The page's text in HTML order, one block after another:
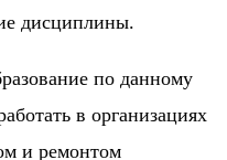
дисциплины.
по данному
в организациях
и ремонтом